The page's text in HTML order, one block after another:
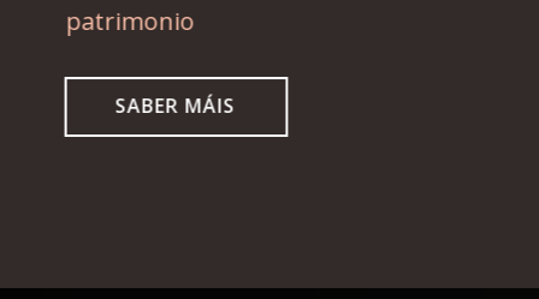
patrimonio
SABER MÁIS